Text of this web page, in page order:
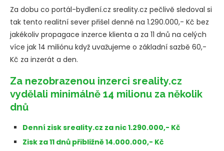
Za dobu co portál-bydlení.cz sreality.cz pečlivě sledoval si
tak tento realitní sever přišel denně na 1.290.000,- Kč bez
jakékoliv propagace inzerce klienta a za 11 dnů na celých
více jak 14 miliónu když uvažujeme o základní sazbě 60,-
Kč za inzerát a den.
Za nezobrazenou inzerci sreality.cz
vydělali minimálně 14 milionu za několik
dnů
Denní zisk sreality.cz za nic 1.290.000,- Kč
Zisk za 11 dnů přibližně 14.000.000,- Kč